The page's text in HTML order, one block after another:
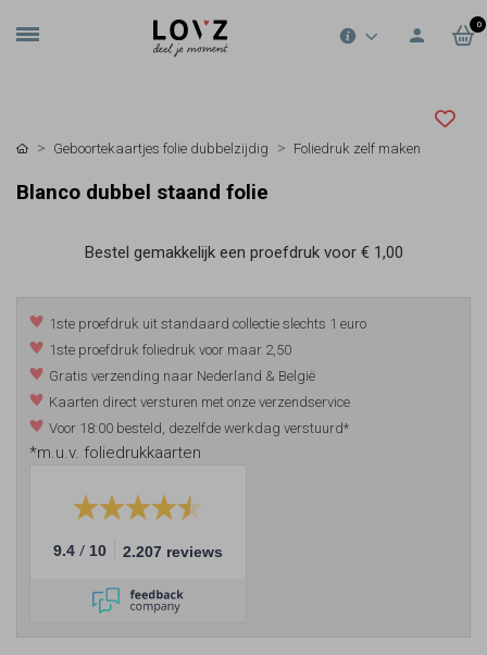
0
Geboortekaartjes folie dubbelzijdig Foliedruk zelf maken
Blanco dubbel staand folie
Bestel gemakkelijk een proefdruk voor € 1,00
1ste proefdruk uit standaard collectie slechts 1 euro
1ste proefdruk foliedruk voor maar 2,50
Gratis verzending naar Nederland & België
Kaarten direct versturen met onze verzendservice
Voor 18:00 besteld, dezelfde werkdag verstuurd*
*m.u.v. foliedrukkaarten
9.4 / 10 2.207 reviews